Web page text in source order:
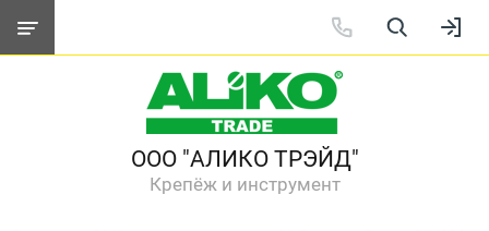
ООО "АЛИКО ТРЭЙД"
Крепёж и инструмент